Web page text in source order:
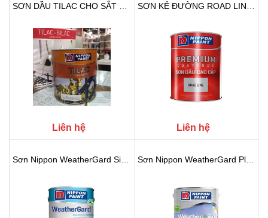
Liên hệ Liên hệ
Sơn Nippon WeatherGard Siêu Bóng Sơn Nippon WeatherGard Plus+